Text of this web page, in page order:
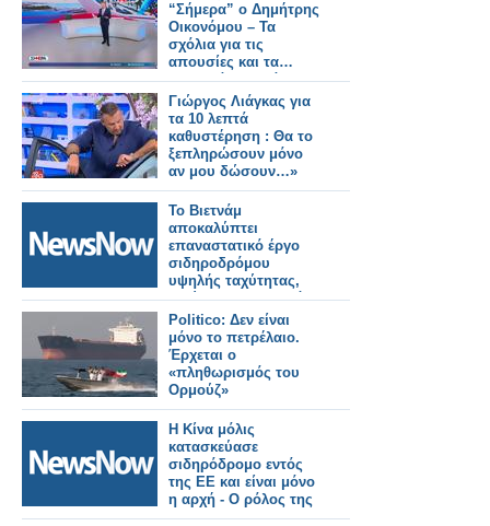
“Σήμερα” ο Δημήτρης
Οικονόμου – Τα
σχόλια για τις
απουσίες και τα…
ιαματικά λουτρά»
Γιώργος Λιάγκας για
τα 10 λεπτά
καθυστέρηση : Θα το
ξεπληρώσουν μόνο
αν μου δώσουν…»
Το Βιετνάμ
αποκαλύπτει
επαναστατικό έργο
σιδηροδρόμου
υψηλής ταχύτητας,
μειώνοντας τον χρόνο
ταξιδιού από το Ανόι
στον κόλπο Χαλόνγκ
σε μόλις 30 λεπτά!
Politico: Δεν είναι
μόνο το πετρέλαιο.
Έρχεται ο
«πληθωρισμός του
Ορμούζ»
Η Κίνα μόλις
κατασκεύασε
σιδηρόδρομο εντός
της ΕΕ και είναι μόνο
η αρχή - Ο ρόλος της
COSCO